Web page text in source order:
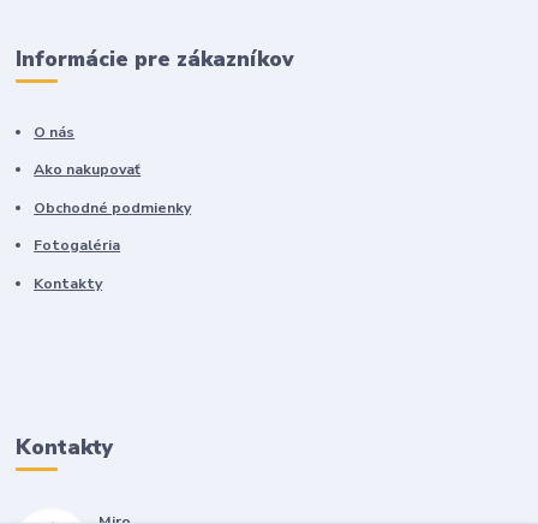
Informácie pre zákazníkov
O nás
Ako nakupovať
Obchodné podmienky
Fotogaléria
Kontakty
Kontakty